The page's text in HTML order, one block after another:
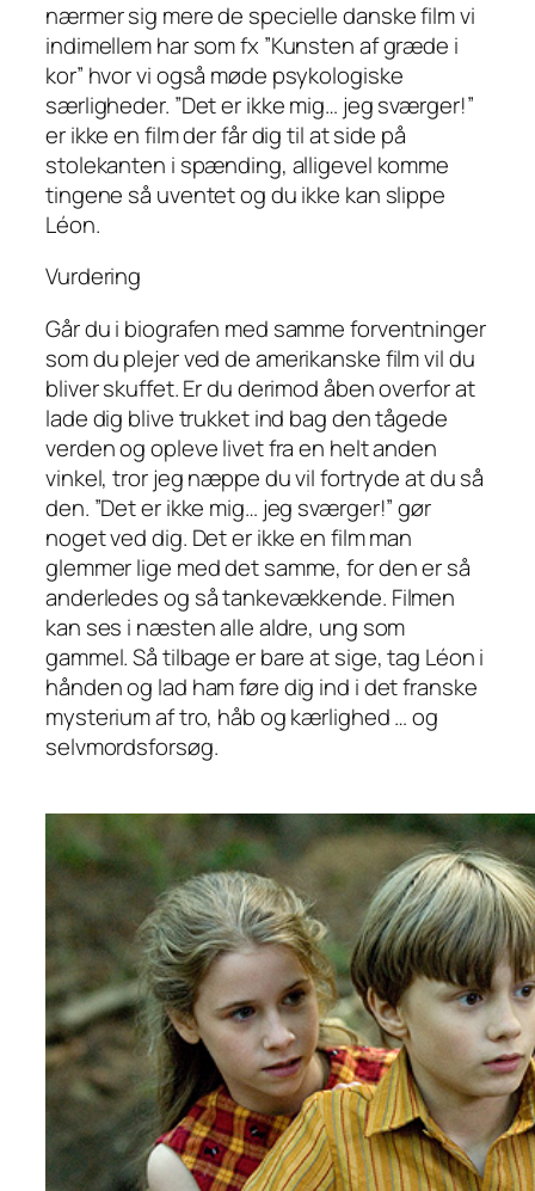
nærmer sig mere de specielle danske film vi
indimellem har som fx ”Kunsten af græde i
kor” hvor vi også møde psykologiske
særligheder. ”Det er ikke mig… jeg sværger!”
er ikke en film der får dig til at side på
stolekanten i spænding, alligevel komme
tingene så uventet og du ikke kan slippe
Léon.
Vurdering
Går du i biografen med samme forventninger
som du plejer ved de amerikanske film vil du
bliver skuffet. Er du derimod åben overfor at
lade dig blive trukket ind bag den tågede
verden og opleve livet fra en helt anden
vinkel, tror jeg næppe du vil fortryde at du så
den. ”Det er ikke mig… jeg sværger!” gør
noget ved dig. Det er ikke en film man
glemmer lige med det samme, for den er så
anderledes og så tankevækkende. Filmen
kan ses i næsten alle aldre, ung som
gammel. Så tilbage er bare at sige, tag Léon i
hånden og lad ham føre dig ind i det franske
mysterium af tro, håb og kærlighed … og
selvmordsforsøg.